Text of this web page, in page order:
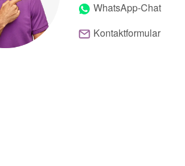
WhatsApp-Chat
Kontaktformular